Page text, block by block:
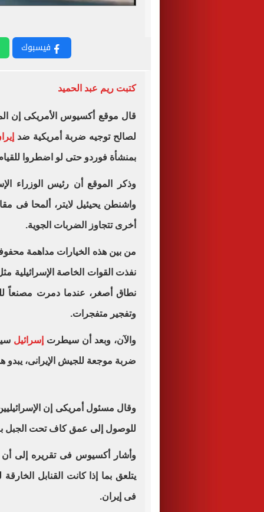
فيسبوك
كتبت ريم عبد الحميد
قال موقع أكسيوس الأمريكى إن
لصالح توجيه ضربة أمريكية ضد
بمنشأة فوردو حتى لو اضطروا
وذكر الموقع أن رئيس الوزراء
واشنطن يحيئيل لايتر، ألمحا فى
أخرى تتجاوز الضربات الجوية.
من بين هذه الخيارات مداهمة
نفذت القوات الخاصة الإسرائيلية
نطاق أصغر، عندما دمرت مصنعاً
وتفجير متفجرات.
والآن، وبعد أن سيطرت إسرائيل
ضربة موجعة للجيش الإيرانى، يبدو
وقال مسئول أمريكى إن
للوصول إلى عمق كاف تحت الجبل
وأشار أكسيوس فى تقريره إلى أن
يتلعق بما إذا كانت القنابل
فى إيران.